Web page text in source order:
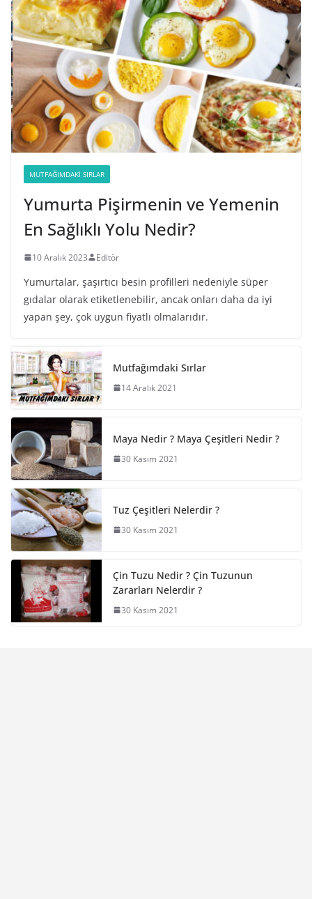
MUTFAĞIMDAKI SIRLAR
Yumurta Pişirmenin ve Yemenin
En Sağlıklı Yolu Nedir?
10 Aralık 2023 Editör
Yumurtalar, şaşırtıcı besin profilleri nedeniyle süper
gıdalar olarak etiketlenebilir, ancak onları daha da iyi
yapan şey, çok uygun fiyatlı olmalarıdır.
Mutfağımdaki Sırlar
14 Aralık 2021
Maya Nedir ? Maya Çeşitleri Nedir ?
30 Kasım 2021
Tuz Çeşitleri Nelerdir ?
30 Kasım 2021
Çin Tuzu Nedir ? Çin Tuzunun
Zararları Nelerdir ?
30 Kasım 2021